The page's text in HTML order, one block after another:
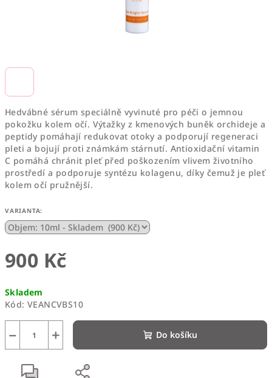
Hedvábné sérum speciálně vyvinuté pro péči o jemnou
pokožku kolem očí. Výtažky z kmenových buněk orchideje a
peptidy pomáhají redukovat otoky a podporují regeneraci
pleti a bojují proti známkám stárnutí. Antioxidační vitamin
C pomáhá chránit pleť před poškozením vlivem životního
prostředí a podporuje syntézu kolagenu, díky čemuž je pleť
kolem očí pružnější.
VARIANTA:
900 Kč
cena:
Skladem
Kód: VEANCVBS10
+
− Do košíku